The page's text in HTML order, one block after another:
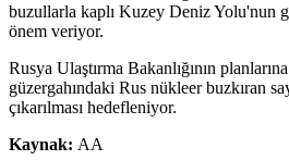
buzullarla kaplı Kuzey Deniz Yolu'nun
önem veriyor.
Rusya Ulaştırma Bakanlığının
güzergahındaki Rus nükleer buzkıran
çıkarılması hedefleniyor.
Kaynak: AA